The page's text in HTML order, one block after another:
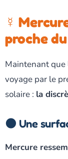
☿️
proche
Maintenant que
voyage par le
solaire : la
🌑 Une
Mercure